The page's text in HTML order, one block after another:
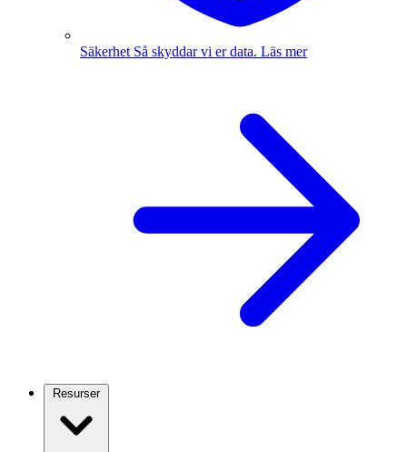
Säkerhet Så skyddar vi er data. Läs mer
Resurser